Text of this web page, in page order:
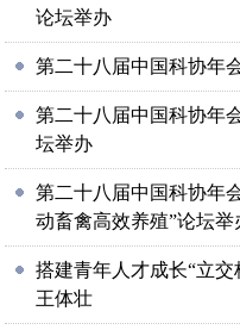
论坛举办
第二十八届中国科协年
第二十八届中国科协年
坛举办
第二十八届中国科协年
动畜禽高效养殖”论坛举
搭建青年人才成长“立
王体壮